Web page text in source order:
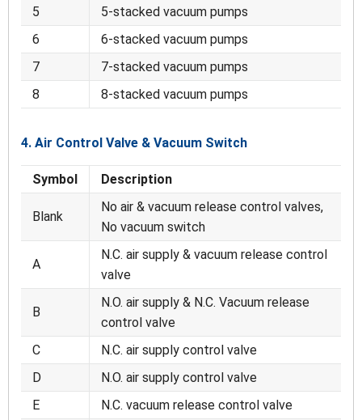
5
5-stacked vacuum pumps
6
6-stacked vacuum pumps
7
7-stacked vacuum pumps
8
8-stacked vacuum pumps
4. Air Control Valve & Vacuum Switch
Symbol Description
Blank
No air & vacuum release control valves,
No vacuum switch
A
N.C. air supply & vacuum release control
valve
B
N.O. air supply & N.C. Vacuum release
control valve
C
N.C. air supply control valve
D
N.O. air supply control valve
E
N.C. vacuum release control valve